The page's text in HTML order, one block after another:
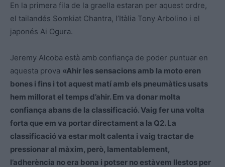
En la primera fila de la graella estaran per aquest ordre,
el tailandés Somkiat Chantra, l’Itàlia Tony Arbolino i el
japonés Ai Ogura.
Jeremy Alcoba està amb confiança de poder puntuar en
aquesta prova «Ahir les sensacions amb la moto eren
bones i fins i tot aquest matí amb els pneumàtics usats
hem millorat el temps d’ahir. Em va donar molta
confiança abans de la classificació. Vaig fer una volta
forta que em va portar directament a la Q2. La
classificació va estar molt calenta i vaig tractar de
pressionar al màxim, però, lamentablement,
l’adherència no era bona i potser no estàvem llestos per